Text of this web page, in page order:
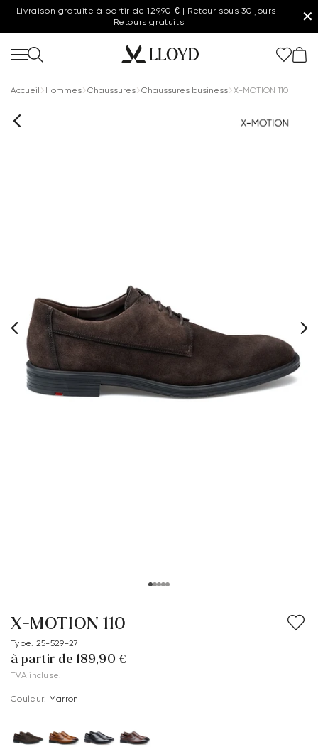
Livraison gratuite à partir de 129,90 € | Retour sous 30 jours |
Retours gratuits
✕
Chaussures
Vêtements
Accessoires
Accueil Hommes Chaussures Chaussures business X-MOTION 110
X-MOTION 110
Type. 25-529-27
à partir de 189,90 €
TVA incluse.
Couleur: Marron